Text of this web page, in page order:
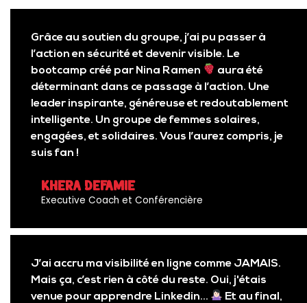
Grâce au soutien du groupe, j’ai pu passer à
l’action en sécurité et devenir visible. Le
bootcamp créé par Nina Ramen
aura été
déterminant dans ce passage à l’action. Une
leader inspirante, généreuse et redoutablement
intelligente. Un groupe de femmes solaires,
engagées, et solidaires. Vous l’aurez compris, je
suis fan !
Khera Defamie
Executive Coach et Conférencière
J’ai accru ma visibilité en ligne comme JAMAIS.
Mais ça, c’est rien à côté du reste. Oui, j'étais
venue pour apprendre Linkedin...
Et au final,